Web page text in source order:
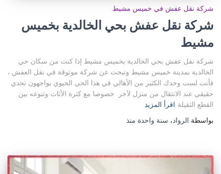
شركة نقل عفش في خميس مشيط
شركة نقل عفش بحي الخالدية بخميس
مشيط
شركة نقل عفش بحي الخالدية بخميس مشيط إذا كنت من سكان حي
الخالدية بمدينة خميس مشيط وتبحث عن شركة موثوقة في نقل العفش ،
فأنت لست وحدك الكثير من الأهالي في هذا الحي الحيوي يواجهون تحدي
حقيقي عند الانتقال من منزل لآخر خصوصا مع كثرة الأثاث وتنوعه بين
القطع الثقيلة اقرأ المزيد
بواسطة الرواد، سنة واحدة منذ